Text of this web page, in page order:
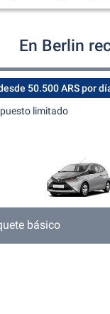
En Berlin
50.500 ARS por
limitado
básico